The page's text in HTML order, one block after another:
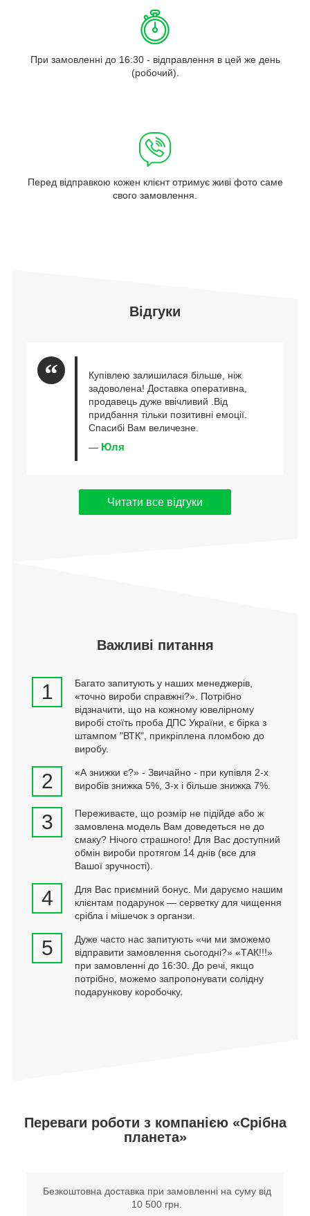
При замовленні до 16:30 - відправлення в цей же день
(робочий).
Перед відправкою кожен клієнт отримує живі фото саме
свого замовлення.
Відгуки
Купівлею залишилася більше, ніж
задоволена! Доставка оперативна,
продавець дуже ввічливий .Від
придбання тільки позитивні емоції.
Спасибі Вам величезне.
— Юля
Читати все відгуки
Важливі питання
1
Багато запитують у наших менеджерів,
«точно вироби справжні?». Потрібно
відзначити, що на кожному ювелірному
виробі стоїть проба ДПС України, є бірка з
штампом "ВТК", прикріплена пломбою до
виробу.
2
«А знижки є?» - Звичайно - при купівля 2-х
виробів знижка 5%, 3-х і більше знижка 7%.
3
Переживаєте, що розмір не підійде або ж
замовлена модель Вам доведеться не до
смаку? Нічого страшного! Для Вас доступний
обмін вироби протягом 14 днів (все для
Вашої зручності).
4
Для Вас приємний бонус. Ми даруємо нашим
клієнтам подарунок — серветку для чищення
срібла і мішечок з органзи.
5
Дуже часто нас запитують «чи ми зможемо
відправити замовлення сьогодні?» «ТАК!!!»
при замовленні до 16:30. До речі, якщо
потрібно, можемо запропонувати солідну
подарункову коробочку.
Переваги роботи з компанією «Срібна
планета»
Безкоштовна доставка при замовленні на суму від
10 500 грн.